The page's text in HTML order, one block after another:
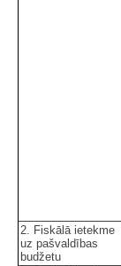
2. Fiskālā ietekme
uz pašvaldības
budžetu